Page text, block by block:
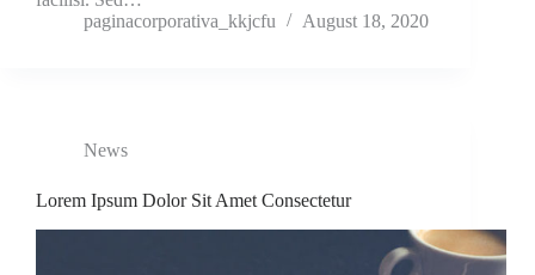
paginacorporativa_kkjcfu
August 18, 2020
News
Lorem Ipsum Dolor Sit Amet Consectetur